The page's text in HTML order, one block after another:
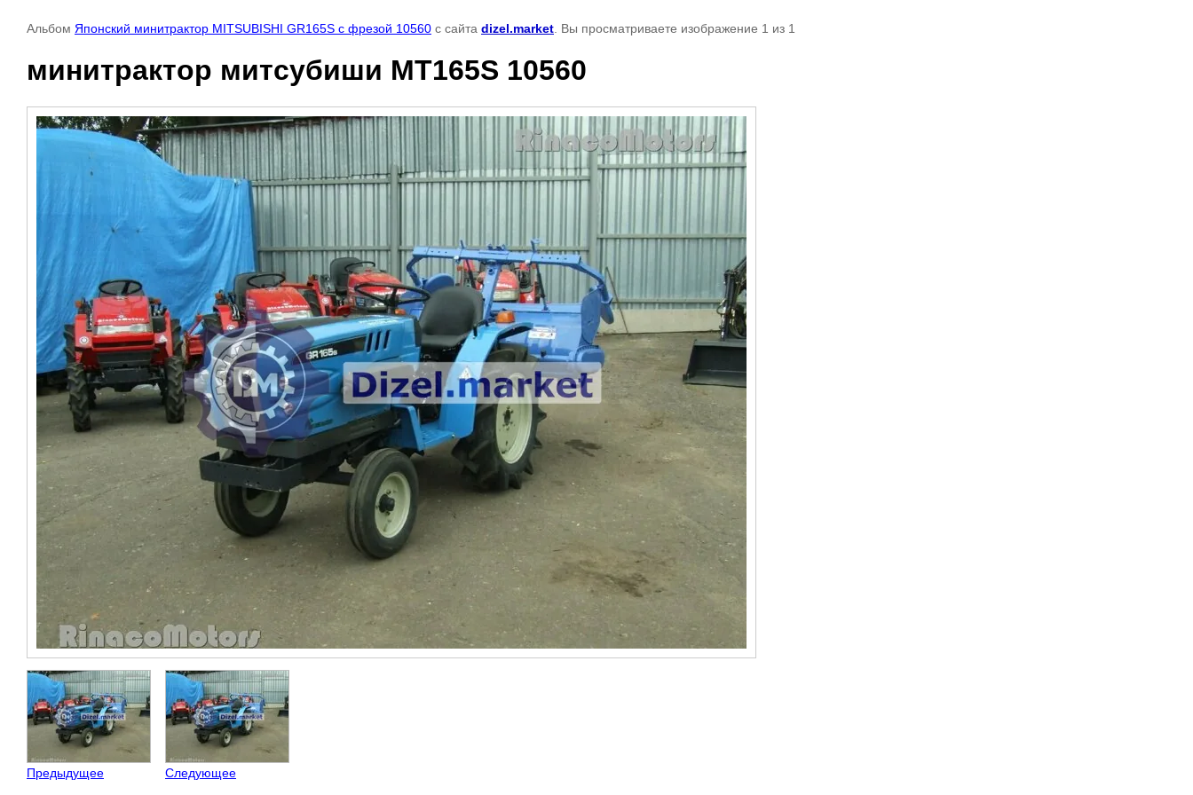
Альбом Японский минитрактор MITSUBISHI GR165S c фрезой 10560 с сайта dizel.market . Вы просматриваете изображение 1 из 1
минитрактор митсубиши MT165S 10560
Предыдущее Следующее